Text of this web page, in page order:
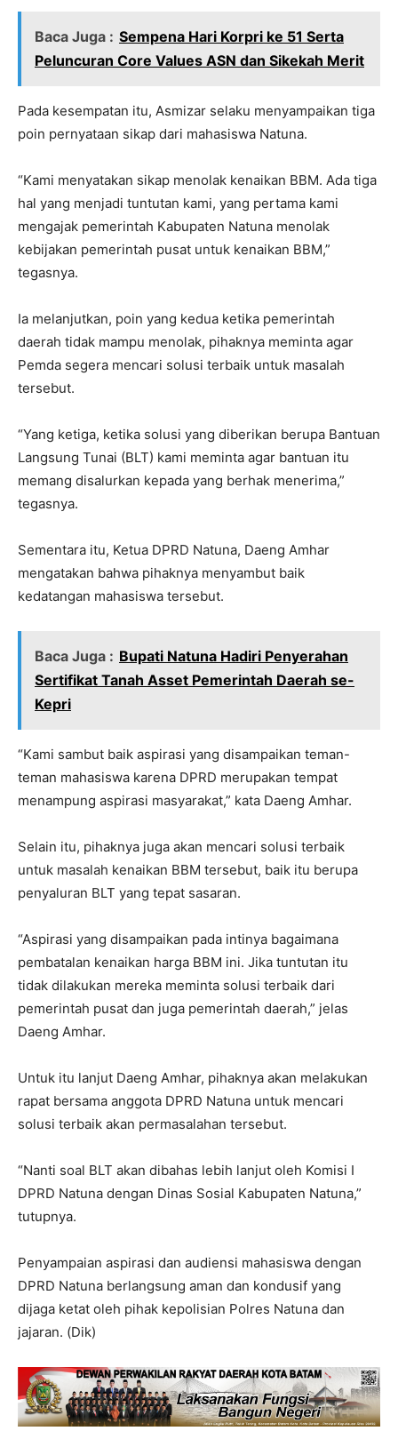
Baca Juga : Sempena Hari Korpri ke 51 Serta
Peluncuran Core Values ASN dan Sikekah Merit
Pada kesempatan itu, Asmizar selaku menyampaikan tiga
poin pernyataan sikap dari mahasiswa Natuna.
“Kami menyatakan sikap menolak kenaikan BBM. Ada tiga
hal yang menjadi tuntutan kami, yang pertama kami
mengajak pemerintah Kabupaten Natuna menolak
kebijakan pemerintah pusat untuk kenaikan BBM,”
tegasnya.
Ia melanjutkan, poin yang kedua ketika pemerintah
daerah tidak mampu menolak, pihaknya meminta agar
Pemda segera mencari solusi terbaik untuk masalah
tersebut.
“Yang ketiga, ketika solusi yang diberikan berupa Bantuan
Langsung Tunai (BLT) kami meminta agar bantuan itu
memang disalurkan kepada yang berhak menerima,”
tegasnya.
Sementara itu, Ketua DPRD Natuna, Daeng Amhar
mengatakan bahwa pihaknya menyambut baik
kedatangan mahasiswa tersebut.
Baca Juga : Bupati Natuna Hadiri Penyerahan
Sertifikat Tanah Asset Pemerintah Daerah se-
Kepri
“Kami sambut baik aspirasi yang disampaikan teman-
teman mahasiswa karena DPRD merupakan tempat
menampung aspirasi masyarakat,” kata Daeng Amhar.
Selain itu, pihaknya juga akan mencari solusi terbaik
untuk masalah kenaikan BBM tersebut, baik itu berupa
penyaluran BLT yang tepat sasaran.
“Aspirasi yang disampaikan pada intinya bagaimana
pembatalan kenaikan harga BBM ini. Jika tuntutan itu
tidak dilakukan mereka meminta solusi terbaik dari
pemerintah pusat dan juga pemerintah daerah,” jelas
Daeng Amhar.
Untuk itu lanjut Daeng Amhar, pihaknya akan melakukan
rapat bersama anggota DPRD Natuna untuk mencari
solusi terbaik akan permasalahan tersebut.
“Nanti soal BLT akan dibahas lebih lanjut oleh Komisi I
DPRD Natuna dengan Dinas Sosial Kabupaten Natuna,”
tutupnya.
Penyampaian aspirasi dan audiensi mahasiswa dengan
DPRD Natuna berlangsung aman dan kondusif yang
dijaga ketat oleh pihak kepolisian Polres Natuna dan
jajaran. (Dik)